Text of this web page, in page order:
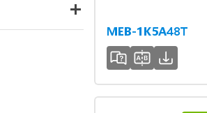
MEB-1K5A48T